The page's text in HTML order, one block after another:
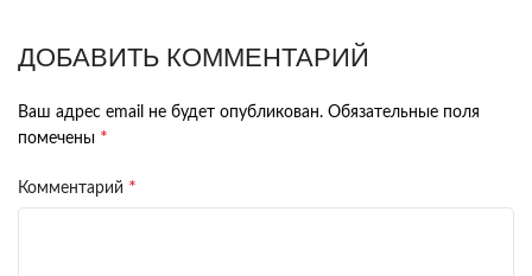
ДОБАВИТЬ КОММЕНТАРИЙ
Ваш адрес email не будет опубликован. Обязательные поля
помечены *
Комментарий *